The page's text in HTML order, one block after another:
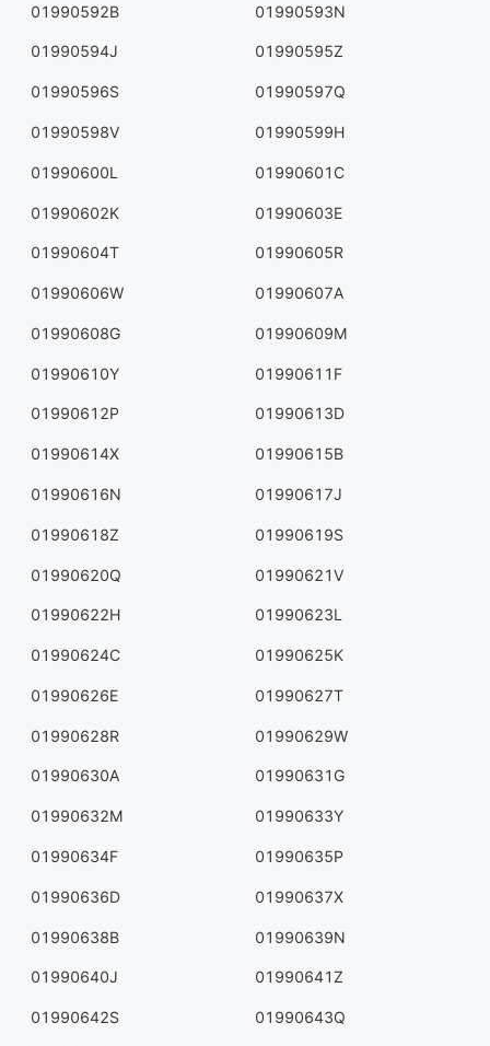
01990592B 01990593N
01990594J 01990595Z
01990596S 01990597Q
01990598V 01990599H
01990600L 01990601C
01990602K 01990603E
01990604T 01990605R
01990606W 01990607A
01990608G 01990609M
01990610Y 01990611F
01990612P 01990613D
01990614X 01990615B
01990616N 01990617J
01990618Z 01990619S
01990620Q 01990621V
01990622H 01990623L
01990624C 01990625K
01990626E 01990627T
01990628R 01990629W
01990630A 01990631G
01990632M 01990633Y
01990634F 01990635P
01990636D 01990637X
01990638B 01990639N
01990640J 01990641Z
01990642S 01990643Q